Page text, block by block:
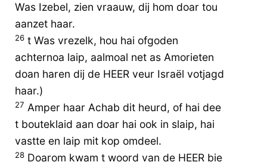
Was Izebel, zien vraauw, dij hom doar tou
aanzet haar.
26 t Was vrezelk, hou hai ofgoden
achternoa laip, aalmoal net as Amorieten
doan haren dij de HEER veur Israël votjagd
haar.)
27 Amper haar Achab dit heurd, of hai dee
t bouteklaid aan doar hai ook in slaip, hai
vastte en laip mit kop omdeel.
28 Doarom kwam t woord van de HEER bie